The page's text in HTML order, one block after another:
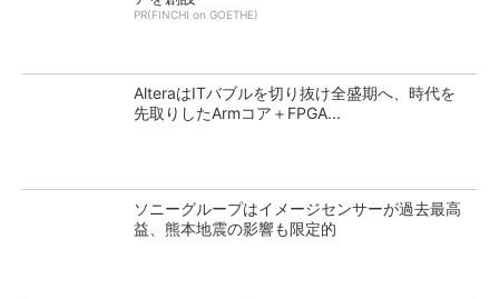
PR(FINCHI on GOETHE)
AlteraはITバブルを切り抜け全盛期へ、時代を
先取りしたArmコア＋FPGA...
ソニーグループはイメージセンサーが過去最高
益、熊本地震の影響も限定的